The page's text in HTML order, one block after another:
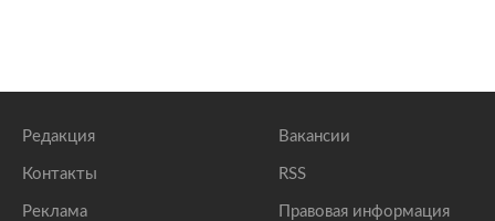
Редакция
Контакты
Реклама
Вакансии
RSS
Правовая информация